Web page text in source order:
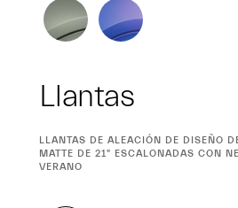
Llantas
CURRENT
SELECTION
LLANTAS DE ALEACIÓN DE DISEÑO
MATTE DE 21" ESCALONADAS CON
VERANO